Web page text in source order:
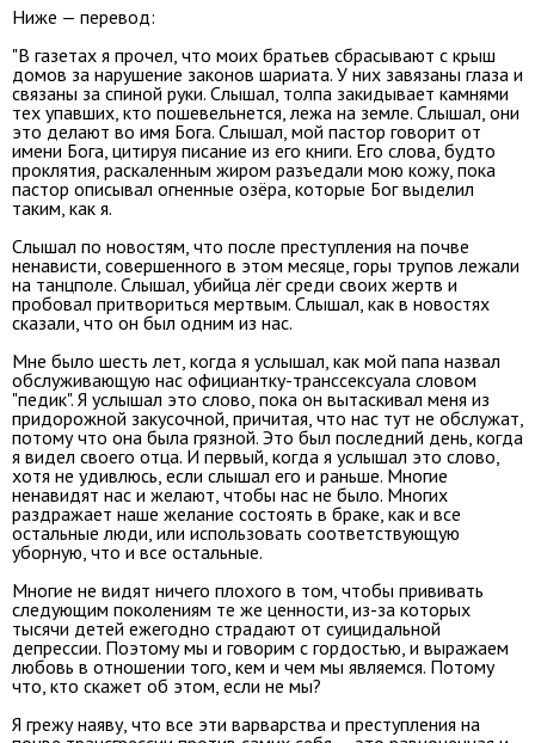
Ниже — перевод:
"В газетах я прочел, что моих братьев сбрасывают с крыш
домов за нарушение законов шариата. У них завязаны глаза и
связаны за спиной руки. Слышал, толпа закидывает камнями
тех упавших, кто пошевельнется, лежа на земле. Слышал, они
это делают во имя Бога. Слышал, мой пастор говорит от
имени Бога, цитируя писание из его книги. Его слова, будто
проклятия, раскаленным жиром разъедали мою кожу, пока
пастор описывал огненные озёра, которые Бог выделил
таким, как я.
Слышал по новостям, что после преступления на почве
ненависти, совершенного в этом месяце, горы трупов лежали
на танцполе. Слышал, убийца лёг среди своих жертв и
пробовал притвориться мертвым. Слышал, как в новостях
сказали, что он был одним из нас.
Мне было шесть лет, когда я услышал, как мой папа назвал
обслуживающую нас официантку-транссексуала словом
"педик". Я услышал это слово, пока он вытаскивал меня из
придорожной закусочной, причитая, что нас тут не обслужат,
потому что она была грязной. Это был последний день, когда
я видел своего отца. И первый, когда я услышал это слово,
хотя не удивлюсь, если слышал его и раньше. Многие
ненавидят нас и желают, чтобы нас не было. Многих
раздражает наше желание состоять в браке, как и все
остальные люди, или использовать соответствующую
уборную, что и все остальные.
Многие не видят ничего плохого в том, чтобы прививать
следующим поколениям те же ценности, из-за которых
тысячи детей ежегодно страдают от суицидальной
депрессии. Поэтому мы и говорим с гордостью, и выражаем
любовь в отношении того, кем и чем мы являемся. Потому
что, кто скажет об этом, если не мы?
Я грежу наяву, что все эти варварства и преступления на